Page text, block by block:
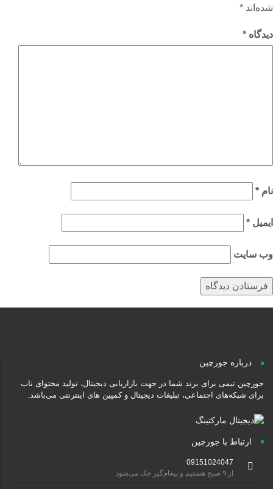
*
*
*
*
سایت
درباره جورچین
جورچین تیمی برای برند شما در جهت بازاریابی دیجیتال، تولید محتوای ناب
برای شبکه‌های اجتماعی، تبلیغات دیجیتال و کمپین های اینترنتی می‌باشد.
ارتباط با جورچین
09151024047